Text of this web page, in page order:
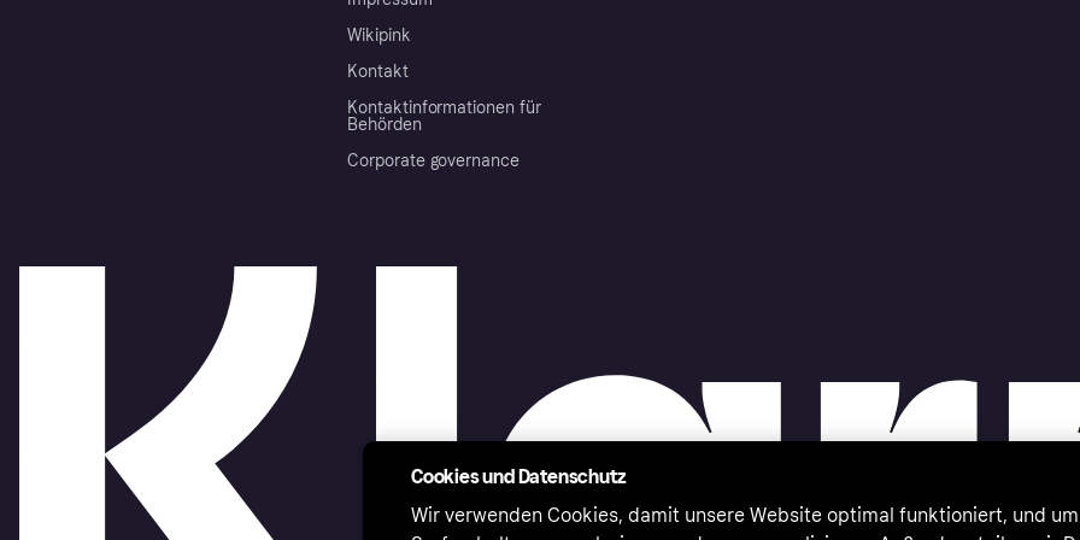
Wikipink
Kontakt
Kontaktinformationen für
Behörden
Corporate governance
Cookies und Datenschutz
Wir verwenden Cookies, damit unsere Website optimal funktioniert, und